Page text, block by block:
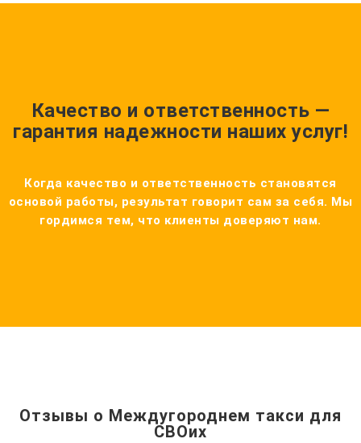
Качество и ответственность —
гарантия надежности наших услуг!
Когда качество и ответственность становятся
основой работы, результат говорит сам за себя. Мы
гордимся тем, что клиенты доверяют нам.
Отзывы о Междугороднем такси для
СВОих